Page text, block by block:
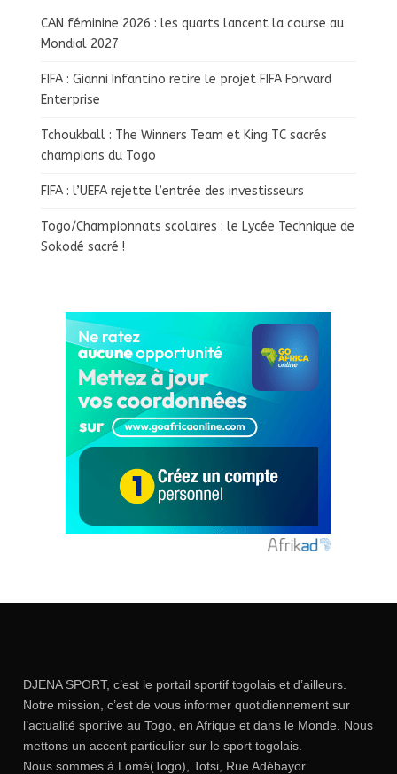
CAN féminine 2026 : les quarts lancent la course au
Mondial 2027
FIFA : Gianni Infantino retire le projet FIFA Forward
Enterprise
Tchoukball : The Winners Team et King TC sacrés
champions du Togo
FIFA : l’UEFA rejette l’entrée des investisseurs
Togo/Championnats scolaires : le Lycée Technique de
Sokodé sacré !
DJENA SPORT, c’est le portail sportif togolais et d’ailleurs.
Notre mission, c’est de vous informer quotidiennement sur
l’actualité sportive au Togo, en Afrique et dans le Monde. Nous
mettons un accent particulier sur le sport togolais.
Nous sommes à Lomé(Togo), Totsi, Rue Adébayor